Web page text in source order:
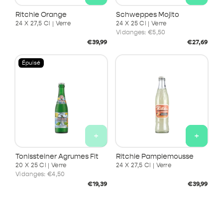
Ritchie Orange
24 X 27,5 Cl | Verre
Prix
€39,99
Schweppes Mojito
24 X 25 Cl | Verre
Vidanges: €5,50
Prix
€27,69
Épuisé
+
Tonissteiner Agrumes Fit
20 X 25 Cl | Verre
Vidanges: €4,50
Prix
€19,39
+
Ritchie Pamplemousse
24 X 27,5 Cl | Verre
Prix
€39,99